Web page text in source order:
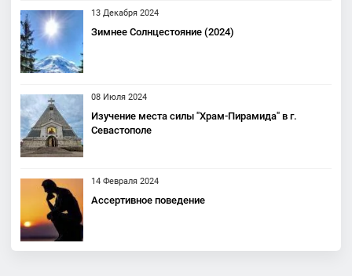
13 Декабря 2024
Зимнее Солнцестояние (2024)
08 Июля 2024
Изучение места силы "Храм-Пирамида" в г.
Севастополе
14 Февраля 2024
Ассертивное поведение